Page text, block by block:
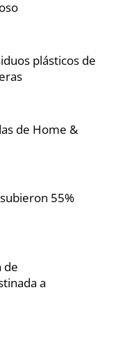
plásticos de
de Home &
55%
de
a